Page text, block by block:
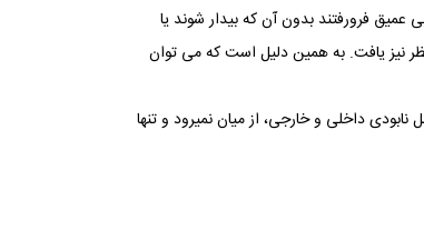
فرورفتند بدون آن که بیدار شوند یا
نیز یافت. به همین دلیل است که می‏ توان
داخلی و خارجی، از میان نمی‏رود و تنها